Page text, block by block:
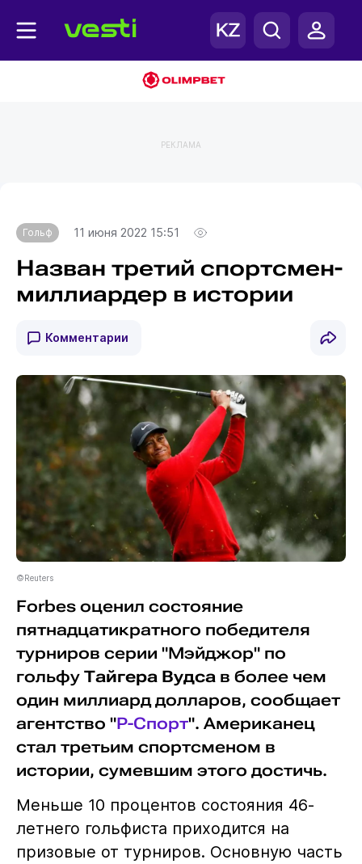
РЕКЛАМА
Гольф 11 июня 2022 15:51
Назван третий спортсмен-
миллиардер в истории
Комментарии
©Reuters
Forbes оценил состояние
пятнадцатикратного победителя
турниров серии "Мэйджор" по
гольфу Тайгера Вудсав более чем
один миллиард долларов, сообщает
агентство "Р-Спорт". Американец
стал третьим спортсменом в
истории, сумевшим этого достичь.
Меньше 10 процентов состояния 46-
летнего гольфиста приходится на
призовые от турниров. Основную часть